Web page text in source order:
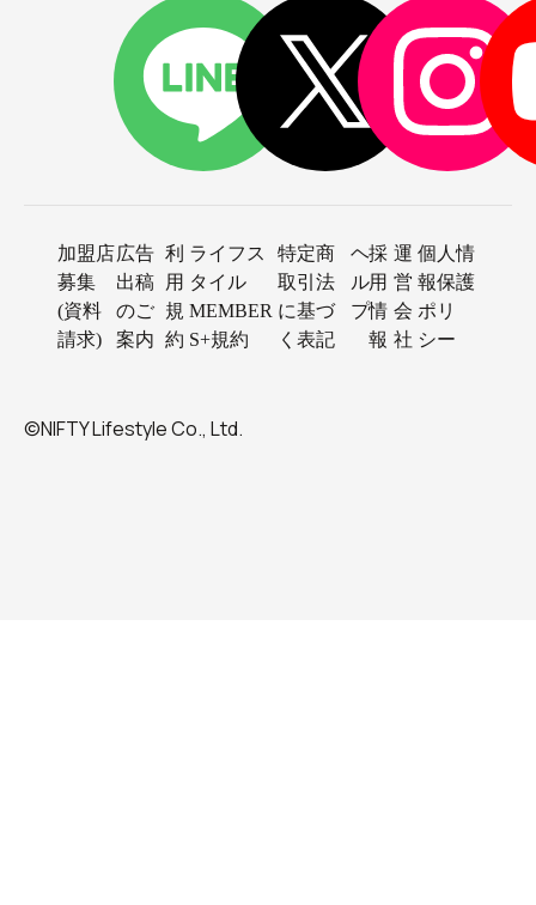
加盟店
募集
(資料
請求)
広告
出稿
のご
案内
利
用
規
約
ライフス
タイル
MEMBER
S+規約
特定商
取引法
に基づ
く表記
ヘ
ル
プ
採
用
情
報
運
営
会
社
個人情
報保護
ポリ
シー
©NIFTY Lifestyle Co., Ltd.